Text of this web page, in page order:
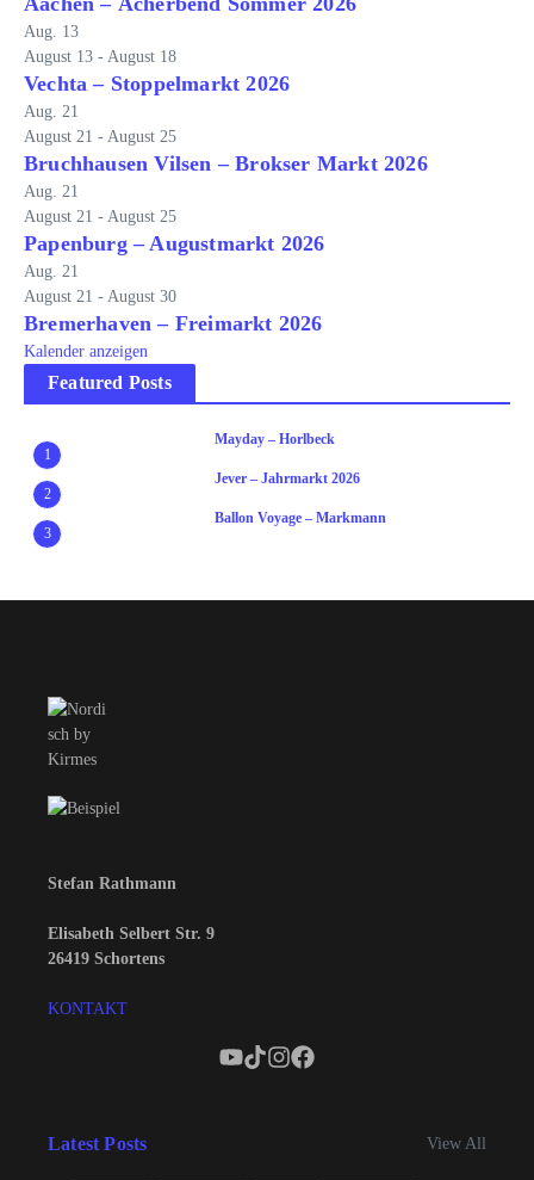
Aug. 13
August 13 - August 18
Vechta – Stoppelmarkt 2026
Aug. 21
August 21 - August 25
Bruchhausen Vilsen – Brokser Markt 2026
Aug. 21
August 21 - August 25
Papenburg – Augustmarkt 2026
Aug. 21
August 21 - August 30
Bremerhaven – Freimarkt 2026
Kalender anzeigen
Featured Posts
1
Mayday – Horlbeck
2
Jever – Jahrmarkt 2026
3
Ballon Voyage – Markmann
Stefan Rathmann
Elisabeth Selbert Str. 9
26419 Schortens
KONTAKT
Latest Posts View All